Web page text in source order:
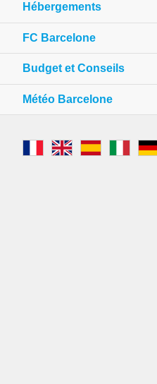
Hébergements
FC Barcelone
Budget et Conseils
Météo Barcelone